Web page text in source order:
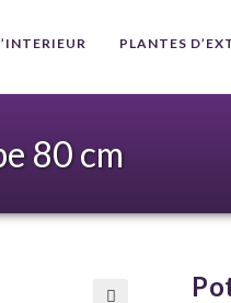
PLANTES
80 cm